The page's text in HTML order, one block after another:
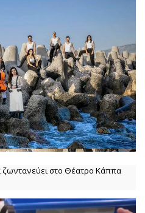
ζωντανεύει στο Θέατρο Κάππα